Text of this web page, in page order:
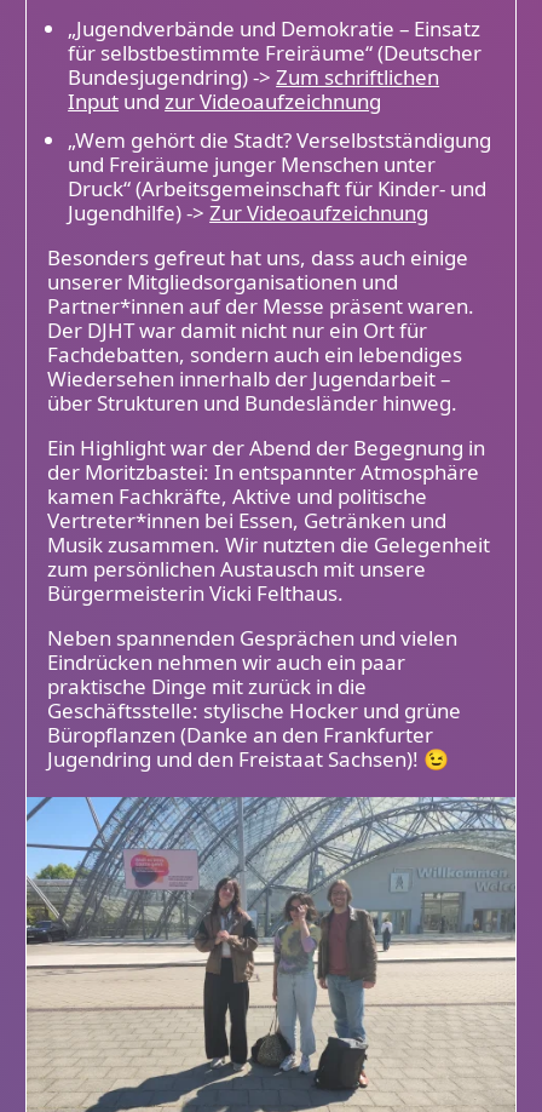
„Jugendverbände und Demokratie – Einsatz
für selbstbestimmte Freiräume“ (Deutscher
Bundesjugendring) ->Zum schriftlichen
Input undzur Videoaufzeichnung
„Wem gehört die Stadt? Verselbstständigung
und Freiräume junger Menschen unter
Druck“ (Arbeitsgemeinschaft für Kinder- und
Jugendhilfe) ->Zur Videoaufzeichnung
Besonders gefreut hat uns, dass auch einige
unserer Mitgliedsorganisationen und
Partner*innen auf der Messe präsent waren.
Der DJHT war damit nicht nur ein Ort für
Fachdebatten, sondern auch ein lebendiges
Wiedersehen innerhalb der Jugendarbeit –
über Strukturen und Bundesländer hinweg.
Ein Highlight war der Abend der Begegnung in
der Moritzbastei: In entspannter Atmosphäre
kamen Fachkräfte, Aktive und politische
Vertreter*innen bei Essen, Getränken und
Musik zusammen. Wir nutzten die Gelegenheit
zum persönlichen Austausch mit unsere
Bürgermeisterin Vicki Felthaus.
Neben spannenden Gesprächen und vielen
Eindrücken nehmen wir auch ein paar
praktische Dinge mit zurück in die
Geschäftsstelle: stylische Hocker und grüne
Büropflanzen (Danke an den Frankfurter
Jugendring und den Freistaat Sachsen)! 😉